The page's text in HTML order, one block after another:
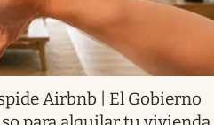
Airbnb | El Gobierno